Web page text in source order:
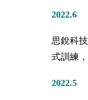
2022.6
思銳科技
式訓練
2022.5